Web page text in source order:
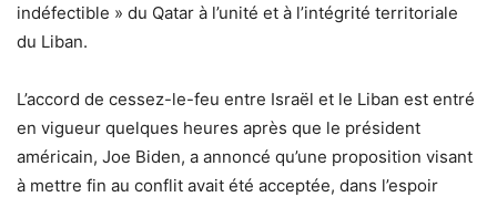
indéfectible » du Qatar à l’unité et à l’intégrité territoriale
du Liban.
L’accord de cessez-le-feu entre Israël et le Liban est entré
en vigueur quelques heures après que le président
américain, Joe Biden, a annoncé qu’une proposition visant
à mettre fin au conflit avait été acceptée, dans l’espoir